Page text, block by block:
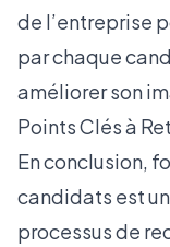
de l’entreprise
par chaque
améliorer son
Points Clés à
En conclusion,
candidats est
processus de